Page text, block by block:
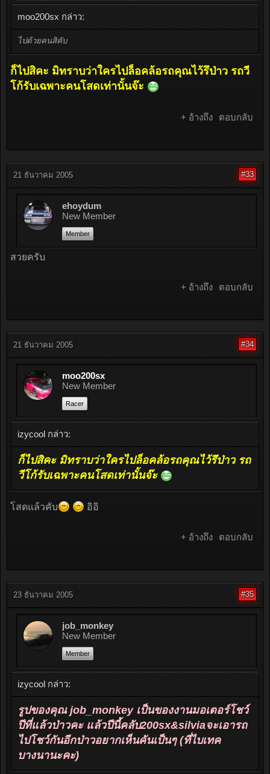
moo200sx กล่าว:
ไปด้วยคนสิคับ
ก็ไปสิคะ มิทราบว่าใครไปล็อคล้อรถคุณไว้รึป่าว รถวี
โก้รับเฉพาะคนโสดเท่านั้นจ๊ะ
+ อ้างถึง ตอบกลับ
21 ธันวาคม 2005 #33
ehoydum
New Member
Member
สวยครับ
+ อ้างถึง ตอบกลับ
21 ธันวาคม 2005 #34
moo200sx
New Member
Racer
izycool กล่าว:
ก็ไปสิคะ มิทราบว่าใครไปล็อคล้อรถคุณไว้รึป่าว รถ
วีโก้รับเฉพาะคนโสดเท่านั้นจ๊ะ
โสดแล้วคับ อิอิ
+ อ้างถึง ตอบกลับ
23 ธันวาคม 2005 #35
job_monkey
New Member
Member
izycool กล่าว:
รูปของคุณ job_monkey เป็นของงานมอเตอร์โชว์
ปีที่แล้วป่าวคะ แล้วปีนี้คลับ200sx&silviaจะเอารถ
ไปโชว์กันอีกป่าวอยากเห็นคันเป็นๆ (ที่ไบเทค
บางนานะคะ)